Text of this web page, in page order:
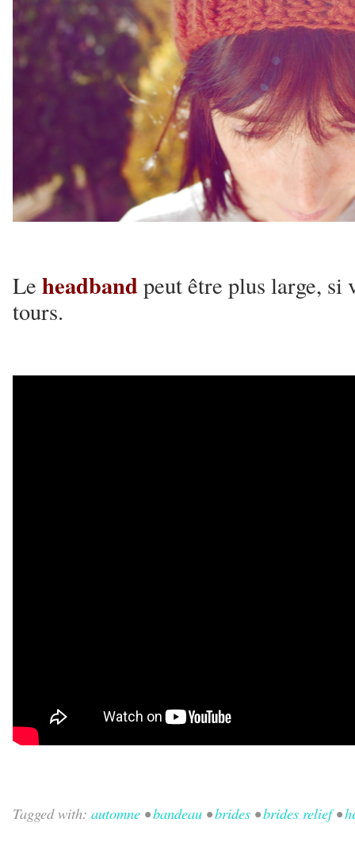
Le headbandpeut être plus large, si
tours.
Tagged with: automne •bandeau •brides •brides relief•